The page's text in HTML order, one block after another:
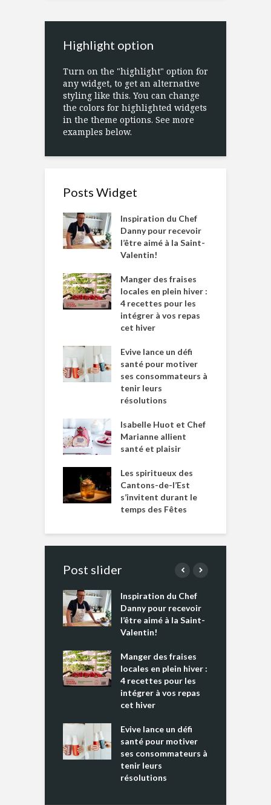
Highlight option
Turn on the "highlight" option for
any widget, to get an alternative
styling like this. You can change
the colors for highlighted widgets
in the theme options. See more
examples below.
Posts Widget
Inspiration du Chef
Danny pour recevoir
l’être aimé à la Saint-
Valentin!
Manger des fraises
locales en plein hiver :
4 recettes pour les
intégrer à vos repas
cet hiver
Evive lance un défi
santé pour motiver
ses consommateurs à
tenir leurs
résolutions
Isabelle Huot et Chef
Marianne allient
santé et plaisir
Les spiritueux des
Cantons-de-l’Est
s’invitent durant le
temps des Fêtes
Post slider
Inspiration du Chef
Danny pour recevoir
l’être aimé à la Saint-
Valentin!
Manger des fraises
locales en plein hiver :
4 recettes pour les
intégrer à vos repas
cet hiver
Evive lance un défi
santé pour motiver
ses consommateurs à
tenir leurs
résolutions